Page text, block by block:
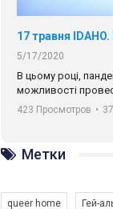
5/17/2020
В цьому році,
можливості
звернення про те,
містах та не
закликаємо всіх
солідарності,
підрозділи ГАУ є в
423 Просмотров •
Метки
queer home Гей-